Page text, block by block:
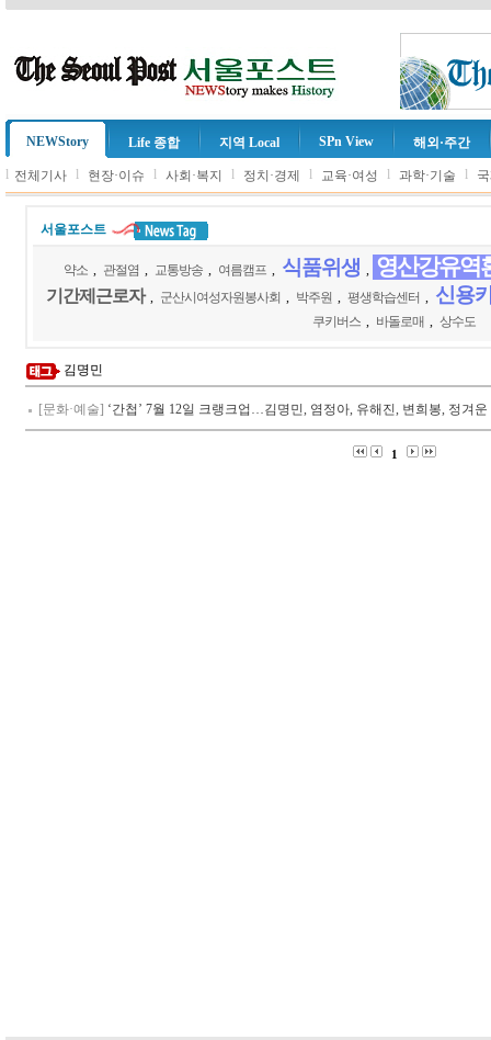
NEWStory Life 종합 지역 Local SPn View 해외·주간
l 전체기사 l 현장·이슈 l 사회·복지 l 정치·경제 l 교육·여성 l 과학·기술 l
서울포스트
약소 관절염 교통방송 여름캠프 식품위생 영산강유역
기간제근로자 군산시여성자원봉사회 박주원 평생학습센터 신용
쿠키버스 바돌로매 상수도
김명민
[문화·예술] ‘간첩’ 7월 12일 크랭크업…김명민, 염정아, 유해진, 변희봉, 정겨
1